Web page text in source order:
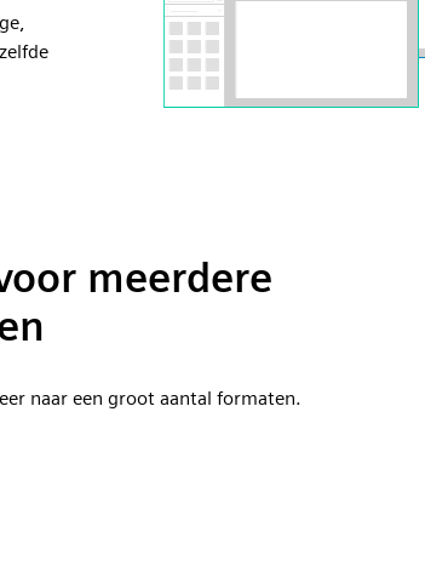
meerdere
naar een groot aantal formaten.